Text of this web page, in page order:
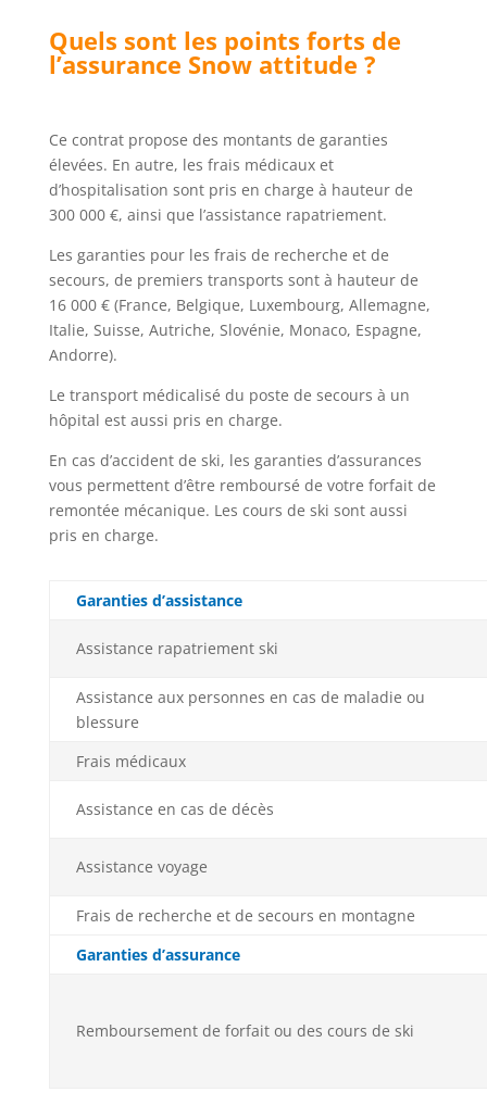
Quels sont les points forts de
l’assurance Snow attitude ?
Ce contrat propose des montants de garanties
élevées. En autre, les frais médicaux et
d’hospitalisation sont pris en charge à hauteur de
300 000 €, ainsi que l’assistance rapatriement.
Les garanties pour les frais de recherche et de
secours, de premiers transports sont à hauteur de
16 000 € (France, Belgique, Luxembourg, Allemagne,
Italie, Suisse, Autriche, Slovénie, Monaco, Espagne,
Andorre).
Le transport médicalisé du poste de secours à un
hôpital est aussi pris en charge.
En cas d’accident de ski, les garanties d’assurances
vous permettent d’être remboursé de votre forfait de
remontée mécanique. Les cours de ski sont aussi
pris en charge.
Garanties d’assistance
Assistance rapatriement ski
Assistance aux personnes en cas de maladie ou
blessure
Frais médicaux
Assistance en cas de décès
Assistance voyage
Frais de recherche et de secours en montagne
Garanties d’assurance
Remboursement de forfait ou des cours de ski